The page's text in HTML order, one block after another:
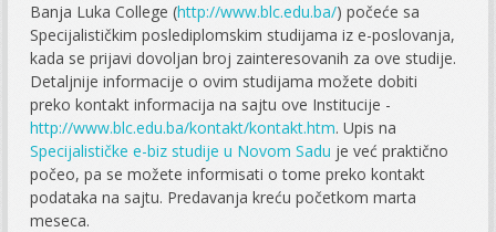
Banja Luka College (http://www.blc.edu.ba/) počeće sa
Specijalističkim poslediplomskim studijama iz e-poslovanja,
kada se prijavi dovoljan broj zainteresovanih za ove studije.
Detaljnije informacije o ovim studijama možete dobiti
preko kontakt informacija na sajtu ove Institucije -
http://www.blc.edu.ba/kontakt/kontakt.htm. Upis na
Specijalističke e-biz studije u Novom Sadu je već praktično
počeo, pa se možete informisati o tome preko kontakt
podataka na sajtu. Predavanja kreću početkom marta
meseca.